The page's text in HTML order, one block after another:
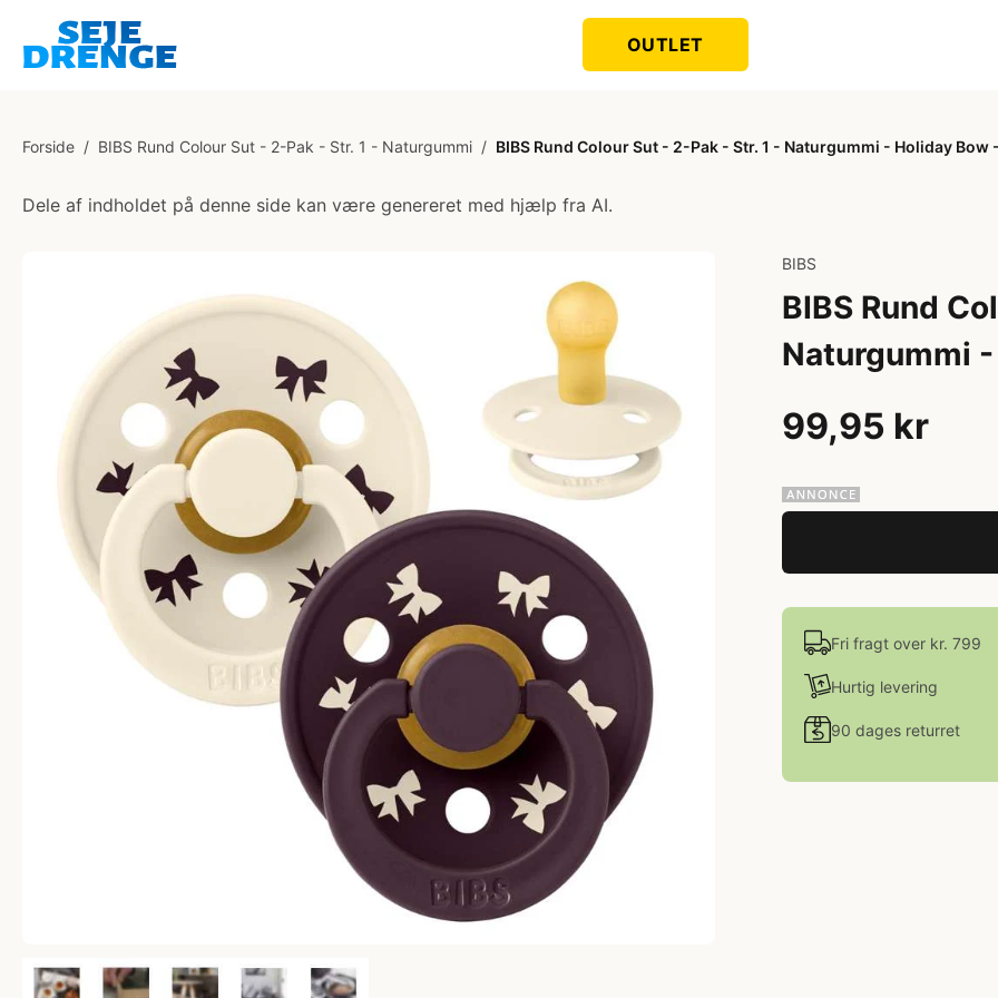
OUTLET
Forside / BIBS Rund Colour Sut - 2-Pak - Str. 1 - Naturgummi / BIBS Rund Colour Sut - 2-Pak - Str. 1 - Naturgummi - Holiday Bow
Dele af indholdet på denne side kan være genereret med hjælp fra AI.
BIBS
BIBS Rund
Naturgummi
99,95 kr
Fri fragt over kr. 799
Hurtig levering
90 dages returret